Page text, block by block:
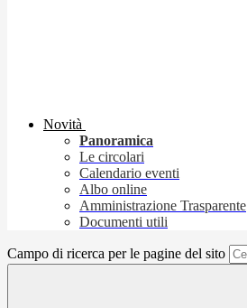
Novità
Panoramica
Le circolari
Calendario eventi
Albo online
Amministrazione Trasparente
Documenti utili
Campo di ricerca per le pagine del sito